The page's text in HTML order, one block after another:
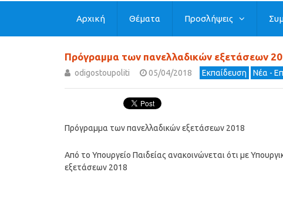
Αρχική Θέματα Προσλήψεις
Πρόγραμμα των πανελλαδικών εξετάσεων
odigostoupoliti 05/04/2018 Εκπαίδευση Νέα -
Πρόγραμμα των πανελλαδικών εξετάσεων 2018
Από το Υπουργείο Παιδείας ανακοινώνεται ότι με
εξετάσεων 2018